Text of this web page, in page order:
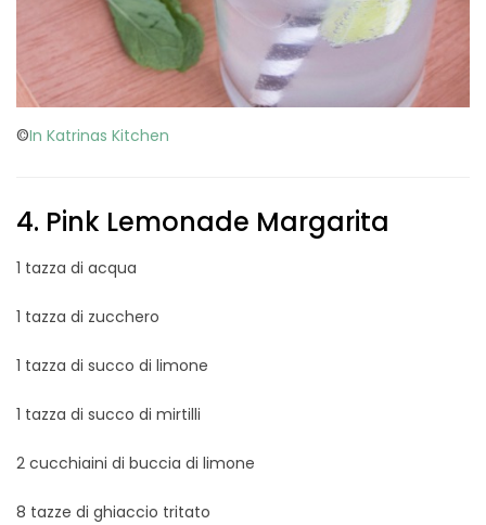
©In Katrinas Kitchen
4. Pink Lemonade Margarita
1 tazza di acqua
1 tazza di zucchero
1 tazza di succo di limone
1 tazza di succo di mirtilli
2 cucchiaini di buccia di limone
8 tazze di ghiaccio tritato